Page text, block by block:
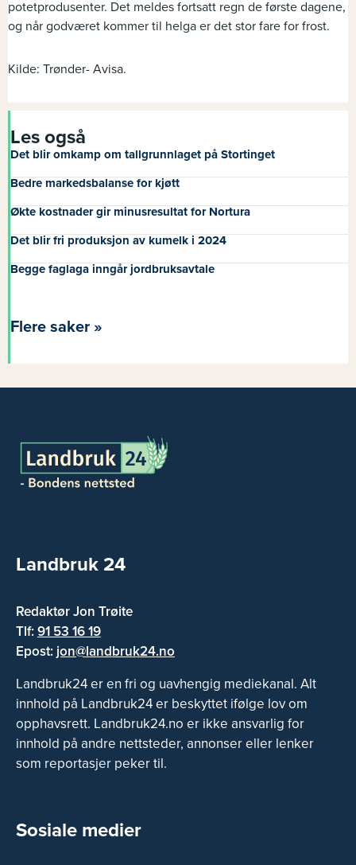
potetprodusenter. Det meldes fortsatt regn de første dagene,
og når godværet kommer til helga er det stor fare for frost.
Kilde: Trønder- Avisa.
Les også
Det blir omkamp om tallgrunnlaget på Stortinget
Bedre markedsbalanse for kjøtt
Økte kostnader gir minusresultat for Nortura
Det blir fri produksjon av kumelk i 2024
Begge faglaga inngår jordbruksavtale
Flere saker »
Landbruk 24
Redaktør Jon Trøite
Tlf:91 53 16 19
Epost: jon@landbruk24.no
Landbruk24 er en fri og uavhengig mediekanal. Alt
innhold på Landbruk24 er beskyttet ifølge lov om
opphavsrett. Landbruk24.no er ikke ansvarlig for
innhold på andre nettsteder, annonser eller lenker
som reportasjer peker til.
Sosiale medier